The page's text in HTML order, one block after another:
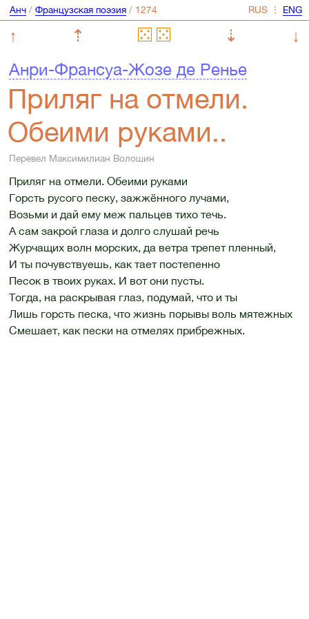
Анч/ Французская поэзия/ ⋮
↑ ⇡ ⇣
↓
Анри-Франсуа-Жозе де Ренье
Приляг на отмели.
Обеими руками..
Перевел Максимилиан Волошин
Приляг на отмели. Обеими руками
Горсть русого песку, зажжённого лучами,
Возьми и дай ему меж пальцев тихо течь.
А сам закрой глаза и долго слушай речь
Журчащих волн морских, да ветра трепет пленный,
И ты почувствуешь, как тает постепенно
Песок в твоих руках. И вот они пусты.
Тогда, на раскрывая глаз, подумай, что и ты
Лишь горсть песка, что жизнь порывы воль мятежных
Смешает, как пески на отмелях прибрежных.